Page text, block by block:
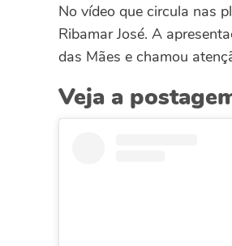
No vídeo que circula nas
Ribamar José. A
das Mães e chamou
Veja a